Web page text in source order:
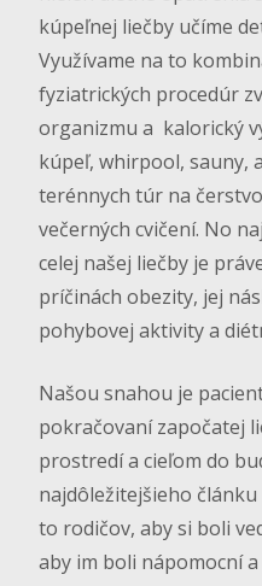
kúpeľnej liečby učíme
Využívame na to
fyziatrických procedúr
organizmu a kalorický
kúpeľ, whirpool, sauny,
terénnych túr na
večerných cvičení. No
celej našej liečby je
príčinách obezity, jej
pohybovej aktivity a
Našou snahou je
pokračovaní započatej
prostredí a cieľom do
najdôležitejšieho
to rodičov, aby si boli
aby im boli nápomocní